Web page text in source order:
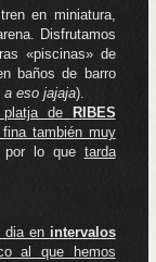
en miniatura,
Disfrutamos
«piscinas» de
baños de barro
a eso jajaja).
platja de
RIBES
también muy
por lo que tarda
dia en intervalos
al que hemos